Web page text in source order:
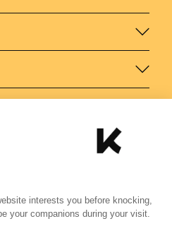
15% ?
met K+
interests you before knocking,
your companions during your visit.